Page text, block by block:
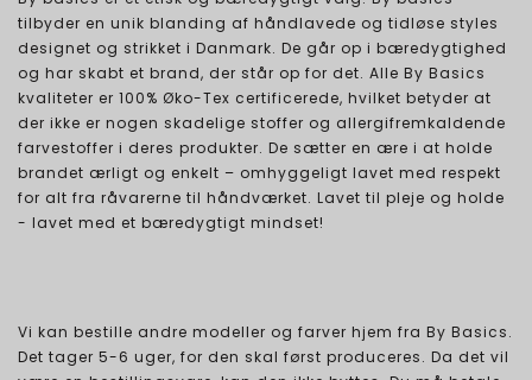
tilbyder en unik blanding af håndlavede og tidløse styles
designet og strikket i Danmark. De går op i bæredygtighed
og har skabt et brand, der står op for det. Alle By Basics
kvaliteter er 100% Øko-Tex certificerede, hvilket betyder at
der ikke er nogen skadelige stoffer og allergifremkaldende
farvestoffer i deres produkter. De sætter en ære i at holde
brandet ærligt og enkelt – omhyggeligt lavet med respekt
for alt fra råvarerne til håndværket. Lavet til pleje og holde
- lavet med et bæredygtigt mindset!
Vi kan bestille andre modeller og farver hjem fra By Basics.
Det tager 5-6 uger, for den skal først produceres. Da det vil